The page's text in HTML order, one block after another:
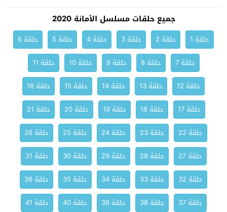
جميع حلقات مسلسل الأمانة 2020
حلقة 1 حلقة 2 حلقة 3 حلقة 4 حلقة 5
حلقة 6
حلقة 7
حلقة 8 حلقة 9 حلقة 10
حلقة 11
حلقة 12
حلقة 13 حلقة 14 حلقة 15
حلقة 16
حلقة 17
حلقة 18 حلقة 19 حلقة 20
حلقة 21
حلقة 22
حلقة 23 حلقة 24 حلقة 25
حلقة 26
حلقة 27
حلقة 28 حلقة 29 حلقة 30
حلقة 31
حلقة 32
حلقة 33 حلقة 34 حلقة 35
حلقة 36
حلقة 37
حلقة 38 حلقة 39 حلقة 40
حلقة 41